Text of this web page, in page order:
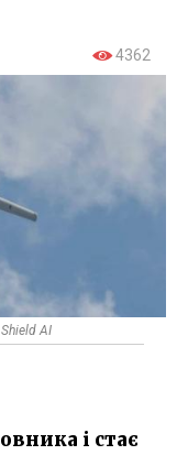
4362
AI
і стає